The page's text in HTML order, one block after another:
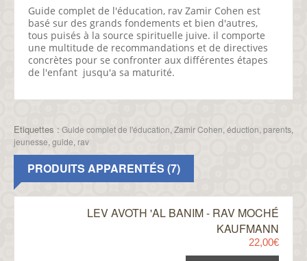
Guide complet de l'éducation, rav Zamir Cohen est
basé sur des grands fondements et bien d'autres,
tous puisés à la source spirituelle juive. il comporte
une multitude de recommandations et de directives
concrètes pour se confronter aux différentes étapes
de l'enfant jusqu'a sa maturité.
Etiquettes : Guide complet de l'éducation, Zamir Cohen, éduction, parents,
jeunesse, guide, rav
PRODUITS APPARENTÉS (7)
LEV AVOTH 'AL BANIM - RAV MOCHÉ
KAUFMANN
22,00€